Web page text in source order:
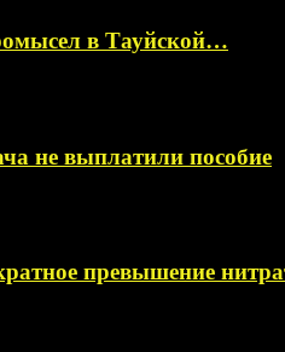
в Тауйской…
не выплатили пособие
превышение